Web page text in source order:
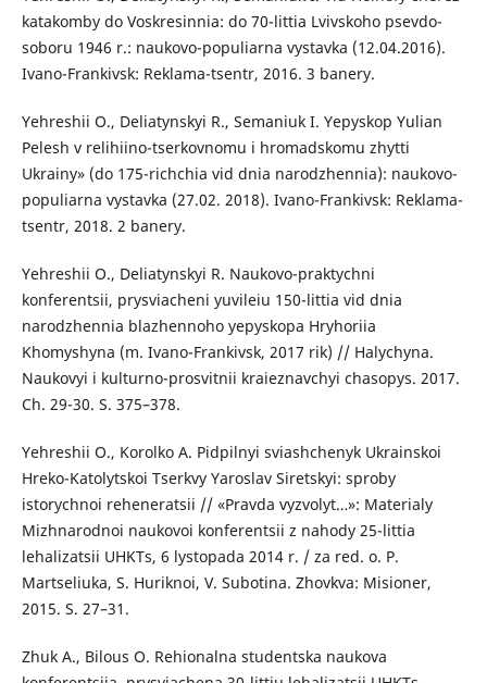
katakomby do Voskresinnia: do 70-littia Lvivskoho psevdo-
soboru 1946 r.: naukovo-populiarna vystavka (12.04.2016).
Ivano-Frankivsk: Reklama-tsentr, 2016. 3 banery.
Yehreshii O., Deliatynskyi R., Semaniuk I. Yepyskop Yulian
Pelesh v relihiino-tserkovnomu i hromadskomu zhytti
Ukrainy» (do 175-richchia vid dnia narodzhennia): naukovo-
populiarna vystavka (27.02. 2018). Ivano-Frankivsk: Reklama-
tsentr, 2018. 2 banery.
Yehreshii O., Deliatynskyi R. Naukovo-praktychni
konferentsii, prysviacheni yuvileiu 150-littia vid dnia
narodzhennia blazhennoho yepyskopa Hryhoriia
Khomyshyna (m. Ivano-Frankivsk, 2017 rik) // Halychyna.
Naukovyi i kulturno-prosvitnii kraieznavchyi chasopys. 2017.
Ch. 29-30. S. 375–378.
Yehreshii O., Korolko A. Pidpilnyi sviashchenyk Ukrainskoi
Hreko-Katolytskoi Tserkvy Yaroslav Siretskyi: sproby
istorychnoi reheneratsii // «Pravda vyzvolyt…»: Materialy
Mizhnarodnoi naukovoi konferentsii z nahody 25-littia
lehalizatsii UHKTs, 6 lystopada 2014 r. / za red. o. P.
Martseliuka, S. Huriknoi, V. Subotina. Zhovkva: Misioner,
2015. S. 27–31.
Zhuk A., Bilous O. Rehionalna studentska naukova